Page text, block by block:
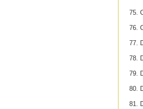
75.
76.
77.
78.
79.
80.
81.